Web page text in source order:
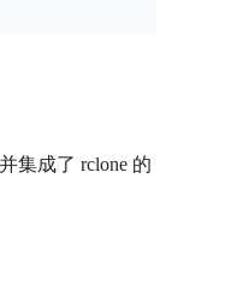
集成了 rclone 的